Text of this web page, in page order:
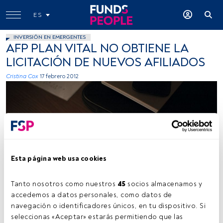
Esta página web usa cookies
Tanto nosotros como nuestros 45 socios almacenamos y
accedemos a datos personales, como datos de
navegación o identificadores únicos, en tu dispositivo. Si
seleccionas «Aceptar» estarás permitiendo que las
ES
INVERSIÓN EN EMERGENTES
AFP PLAN VITAL NO OBTIENE LA
LICITACIÓN DE NUEVOS AFILIADOS
Cristina Cox 17 febrero 2012
Tiempo lectura: 1 min.